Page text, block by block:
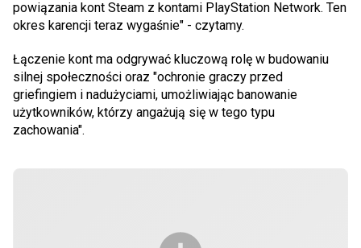
powiązania kont Steam z kontami PlayStation Network. Ten
okres karencji teraz wygaśnie" - czytamy.
Łączenie kont ma odgrywać kluczową rolę w budowaniu
silnej społeczności oraz "ochronie graczy przed
griefingiem i nadużyciami, umożliwiając banowanie
użytkowników, którzy angażują się w tego typu
zachowania".